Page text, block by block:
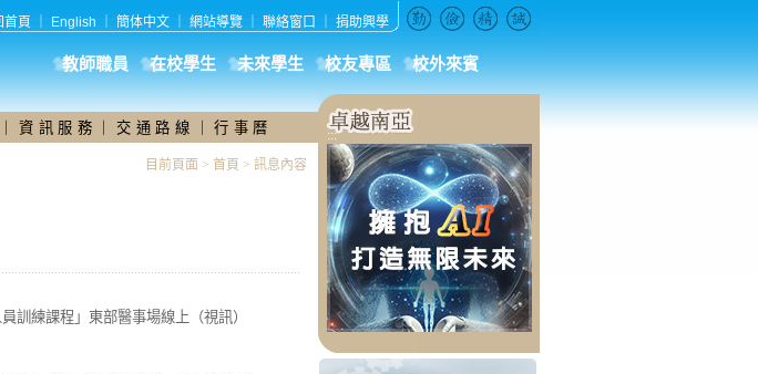
首頁 English 簡体中文 網站導覽 聯絡窗口 捐助興學
教師職員 在校學生 未來學生 校友專區 校外來賓
｜資 訊 服 務 交 通 路 線 ｜行 事 曆
目前頁面 > 首頁 > 訊息內容
訓練課程」東部醫事場線上（視訊）
:::